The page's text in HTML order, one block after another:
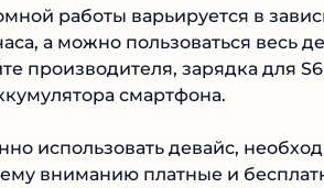
работы варьируется в
а можно пользоваться весь
производителя, зарядка для
смартфона.
использовать девайс,
вниманию платные и